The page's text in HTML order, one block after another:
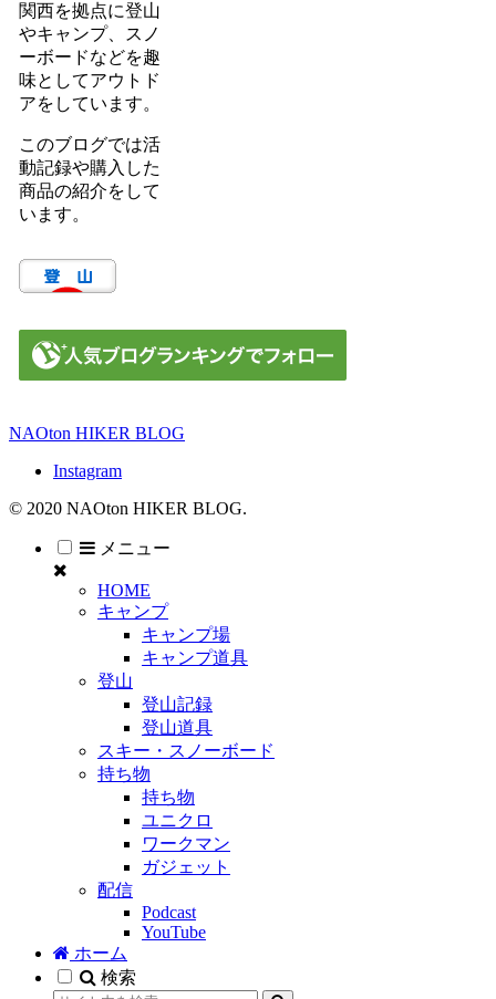
関西を拠点に登山
やキャンプ、スノ
ーボードなどを趣
味としてアウトド
アをしています。
このブログでは活
動記録や購入した
商品の紹介をして
います。
NAOton HIKER BLOG
Instagram
© 2020 NAOton HIKER BLOG.
メニュー
HOME
キャンプ
キャンプ場
キャンプ道具
登山
登山記録
登山道具
スキー・スノーボード
持ち物
持ち物
ユニクロ
ワークマン
ガジェット
配信
Podcast
YouTube
ホーム
検索